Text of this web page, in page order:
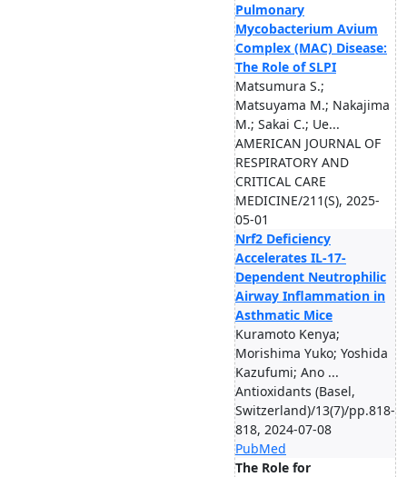
Pulmonary
Mycobacterium Avium
Complex (MAC) Disease:
The Role of SLPI
Matsumura S.;
Matsuyama M.; Nakajima
M.; Sakai C.; Ue...
AMERICAN JOURNAL OF
RESPIRATORY AND
CRITICAL CARE
MEDICINE/211(S), 2025-
05-01
Nrf2 Deficiency
Accelerates IL-17-
Dependent Neutrophilic
Airway Inflammation in
Asthmatic Mice
Kuramoto Kenya;
Morishima Yuko; Yoshida
Kazufumi; Ano ...
Antioxidants (Basel,
Switzerland)/13(7)/pp.818-
818, 2024-07-08
PubMed
The Role for